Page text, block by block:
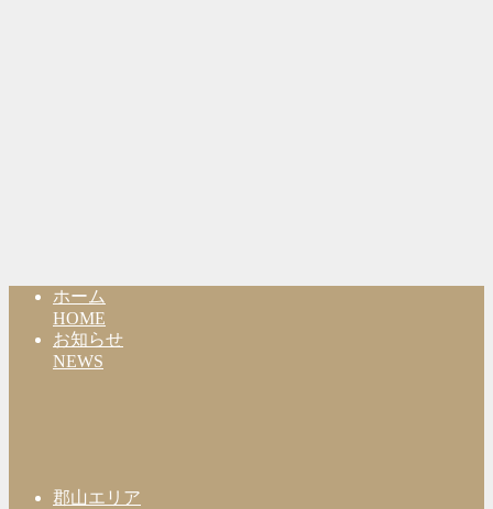
ホーム
HOME
お知らせ
NEWS
郡山エリア